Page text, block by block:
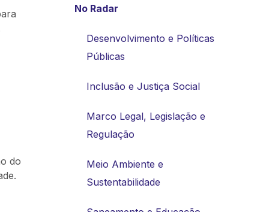
do
No Radar
Desenvolvimento e Políticas
Públicas
Inclusão e Justiça Social
Marco Legal, Legislação e
Regulação
Meio Ambiente e
Sustentabilidade